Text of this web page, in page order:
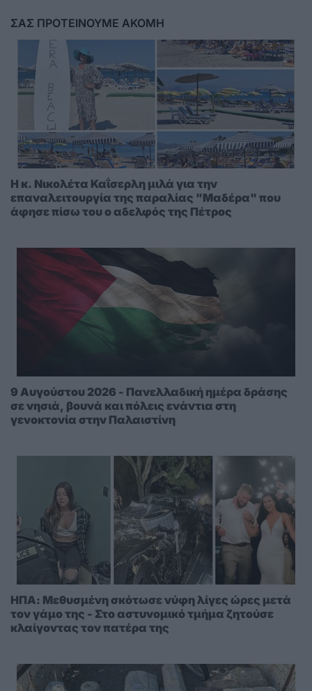
ΣΑΣ ΠΡΟΤΕΙΝΟΥΜΕ ΑΚΟΜΗ
Η κ. Νικολέτα Καΐσερλη μιλά για την
επαναλειτουργία της παραλίας "Μαδέρα" που
άφησε πίσω του ο αδελφός της Πέτρος
9 Αυγούστου 2026 - Πανελλαδική ημέρα δράσης
σε νησιά, βουνά και πόλεις ενάντια στη
γενοκτονία στην Παλαιστίνη
ΗΠΑ: Μεθυσμένη σκότωσε νύφη λίγες ώρες μετά
τον γάμο της - Στο αστυνομικό τμήμα ζητούσε
κλαίγοντας τον πατέρα της